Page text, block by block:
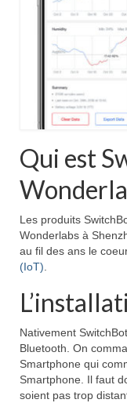
Qui est
Les produits
Wonderlabs à
au fil des ans le
(IoT).
Nativement
Bluetooth. On
Smartphone qui
Smartphone. Il faut
soient pas trop